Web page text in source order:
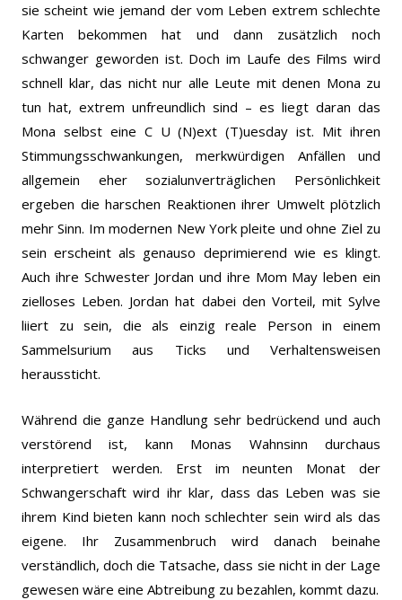
sie scheint wie jemand der vom Leben extrem schlechte
Karten bekommen hat und dann zusätzlich noch
schwanger geworden ist. Doch im Laufe des Films wird
schnell klar, das nicht nur alle Leute mit denen Mona zu
tun hat, extrem unfreundlich sind – es liegt daran das
Mona selbst eine C U (N)ext (T)uesday ist. Mit ihren
Stimmungsschwankungen, merkwürdigen Anfällen und
allgemein eher sozialunverträglichen Persönlichkeit
ergeben die harschen Reaktionen ihrer Umwelt plötzlich
mehr Sinn. Im modernen New York pleite und ohne Ziel zu
sein erscheint als genauso deprimierend wie es klingt.
Auch ihre Schwester Jordan und ihre Mom May leben ein
zielloses Leben. Jordan hat dabei den Vorteil, mit Sylve
liiert zu sein, die als einzig reale Person in einem
Sammelsurium aus Ticks und Verhaltensweisen
heraussticht.
Während die ganze Handlung sehr bedrückend und auch
verstörend ist, kann Monas Wahnsinn durchaus
interpretiert werden. Erst im neunten Monat der
Schwangerschaft wird ihr klar, dass das Leben was sie
ihrem Kind bieten kann noch schlechter sein wird als das
eigene. Ihr Zusammenbruch wird danach beinahe
verständlich, doch die Tatsache, dass sie nicht in der Lage
gewesen wäre eine Abtreibung zu bezahlen, kommt dazu.